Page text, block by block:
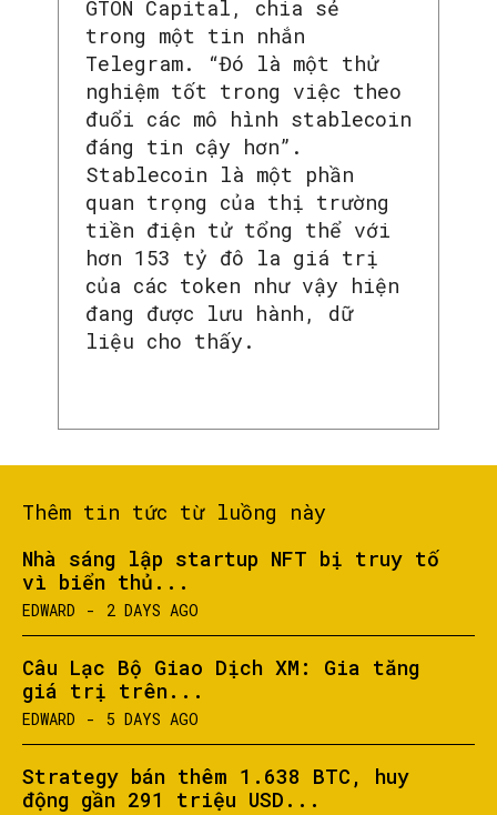
SEARCH...
GTON Capital, chia sẻ
trong một tin nhắn
Telegram. “Đó là một thử
nghiệm tốt trong việc theo
đuổi các mô hình stablecoin
đáng tin cậy hơn”.
Stablecoin là một phần
quan trọng của thị trường
tiền điện tử tổng thể với
hơn 153 tỷ đô la giá trị
của các token như vậy hiện
đang được lưu hành, dữ
liệu cho thấy.
Thêm tin tức từ luồng này
Nhà sáng lập startup NFT bị truy tố
vì biển thủ...
EDWARD - 2 DAYS AGO
Câu Lạc Bộ Giao Dịch XM: Gia tăng
giá trị trên...
EDWARD - 5 DAYS AGO
Strategy bán thêm 1.638 BTC, huy
động gần 291 triệu USD...